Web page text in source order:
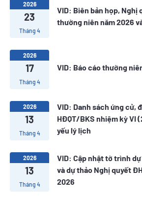
2026
23
Tháng 4
VID: Biên bản họp, Nghị
thường niên năm 2026
2026
17
Tháng 4
VID: Báo cáo thường
2026
13
Tháng 4
VID: Danh sách ứng cử,
HĐQT/BKS nhiệm kỳ VI
yếu lý lịch
2026
13
Tháng 4
VID: Cập nhật tờ trình
và dự thảo Nghị quyết
2026